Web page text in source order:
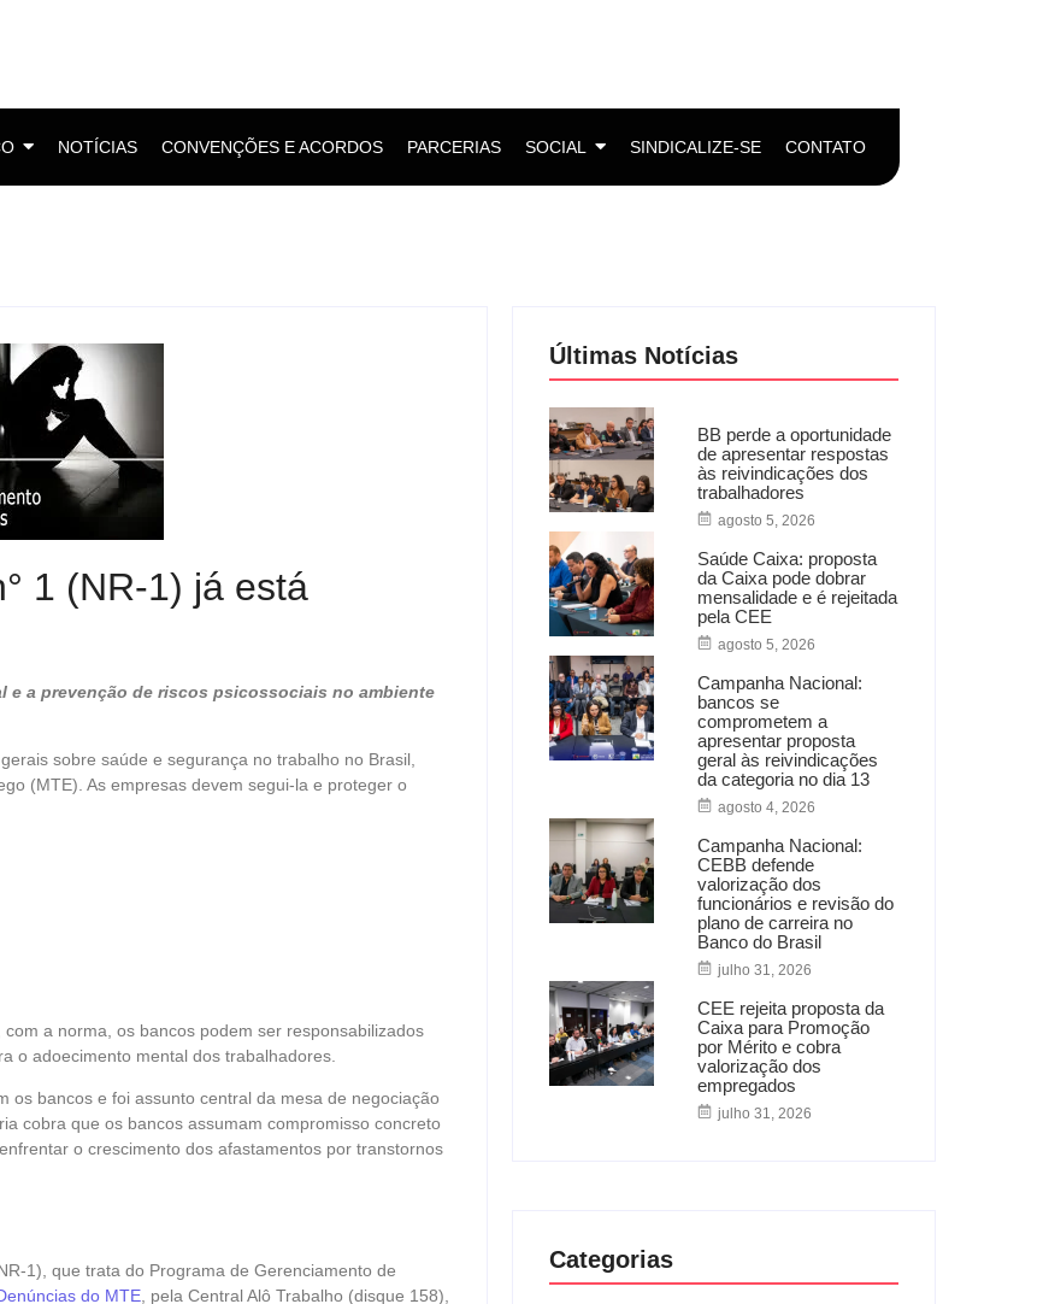
NOTÍCIAS CONVENÇÕES E ACORDOS PARCERIAS SOCIAL SINDICALIZE-SE CONTATO
1 (NR-1) já está
e a prevenção de riscos psicossociais no ambiente
sobre saúde e segurança no trabalho no Brasil,
(MTE). As empresas devem segui-la e proteger o
a norma, os bancos podem ser responsabilizados
o adoecimento mental dos trabalhadores.
bancos e foi assunto central da mesa de negociação
cobra que os bancos assumam compromisso concreto
o crescimento dos afastamentos por transtornos
1), que trata do Programa de Gerenciamento de
do MTE , pela Central Alô Trabalho (disque 158),
Últimas Notícias
BB perde a oportunidade
de apresentar respostas
às reivindicações dos
trabalhadores
agosto 5, 2026
Saúde Caixa: proposta
da Caixa pode dobrar
mensalidade e é rejeitada
pela CEE
agosto 5, 2026
Campanha Nacional:
bancos se
comprometem a
apresentar proposta
geral às reivindicações
da categoria no dia 13
agosto 4, 2026
Campanha Nacional:
CEBB defende
valorização dos
funcionários e revisão do
plano de carreira no
Banco do Brasil
julho 31, 2026
CEE rejeita proposta da
Caixa para Promoção
por Mérito e cobra
valorização dos
empregados
julho 31, 2026
Categorias